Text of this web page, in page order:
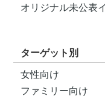
オリジナル未公表
ターゲット別
女性向け
ファミリー向け